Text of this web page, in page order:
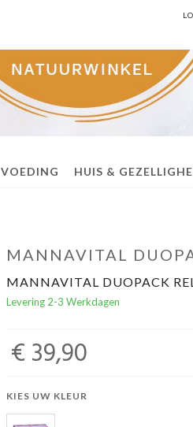
VOEDING HUIS &
MANNAVITAL
MANNAVITAL DUOPACK
Levering 2-3 Werkdagen
€ 39,90
KIES UW KLEUR